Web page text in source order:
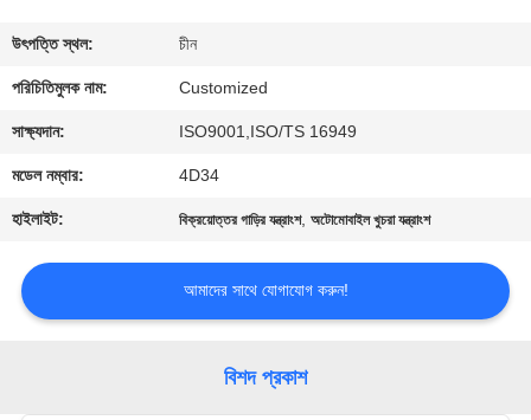
মান
নিয়ন্ত্রণ
উদ্ধৃতির
জন্য
সাইট
উৎপত্তি স্থল: চীন
পরিচিতিমুলক নাম: Customized
সাক্ষ্যদান: ISO9001,ISO/TS 16949
মডেল নম্বার: 4D34
হাইলাইট: বিক্রয়োত্তর গাড়ির যন্ত্রাংশ,অটোমোবাইল খুচরা যন্ত্রাংশ
আমাদের সাথে যোগাযোগ করুন!
বিশদ প্রকাশ